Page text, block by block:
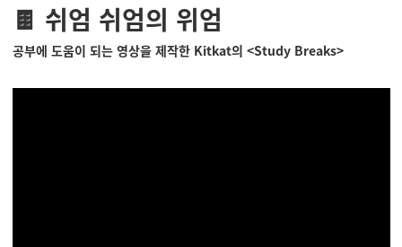
🍫 쉬엄 쉬엄의 위엄
공부에 도움이 되는 영상을 제작한 Kitkat의 <Study Breaks>